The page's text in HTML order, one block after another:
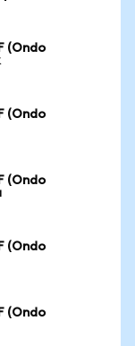
(Ondo
(Ondo
(Ondo
(Ondo
(Ondo